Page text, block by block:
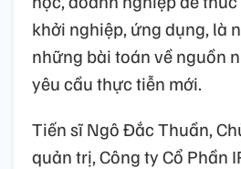
khởi nghiệp, ứng dụng, là
những bài toán về nguồn
yêu cầu thực tiễn mới.
Tiến sĩ Ngô Đắc Thuần,
quản trị, Công ty Cổ Phần